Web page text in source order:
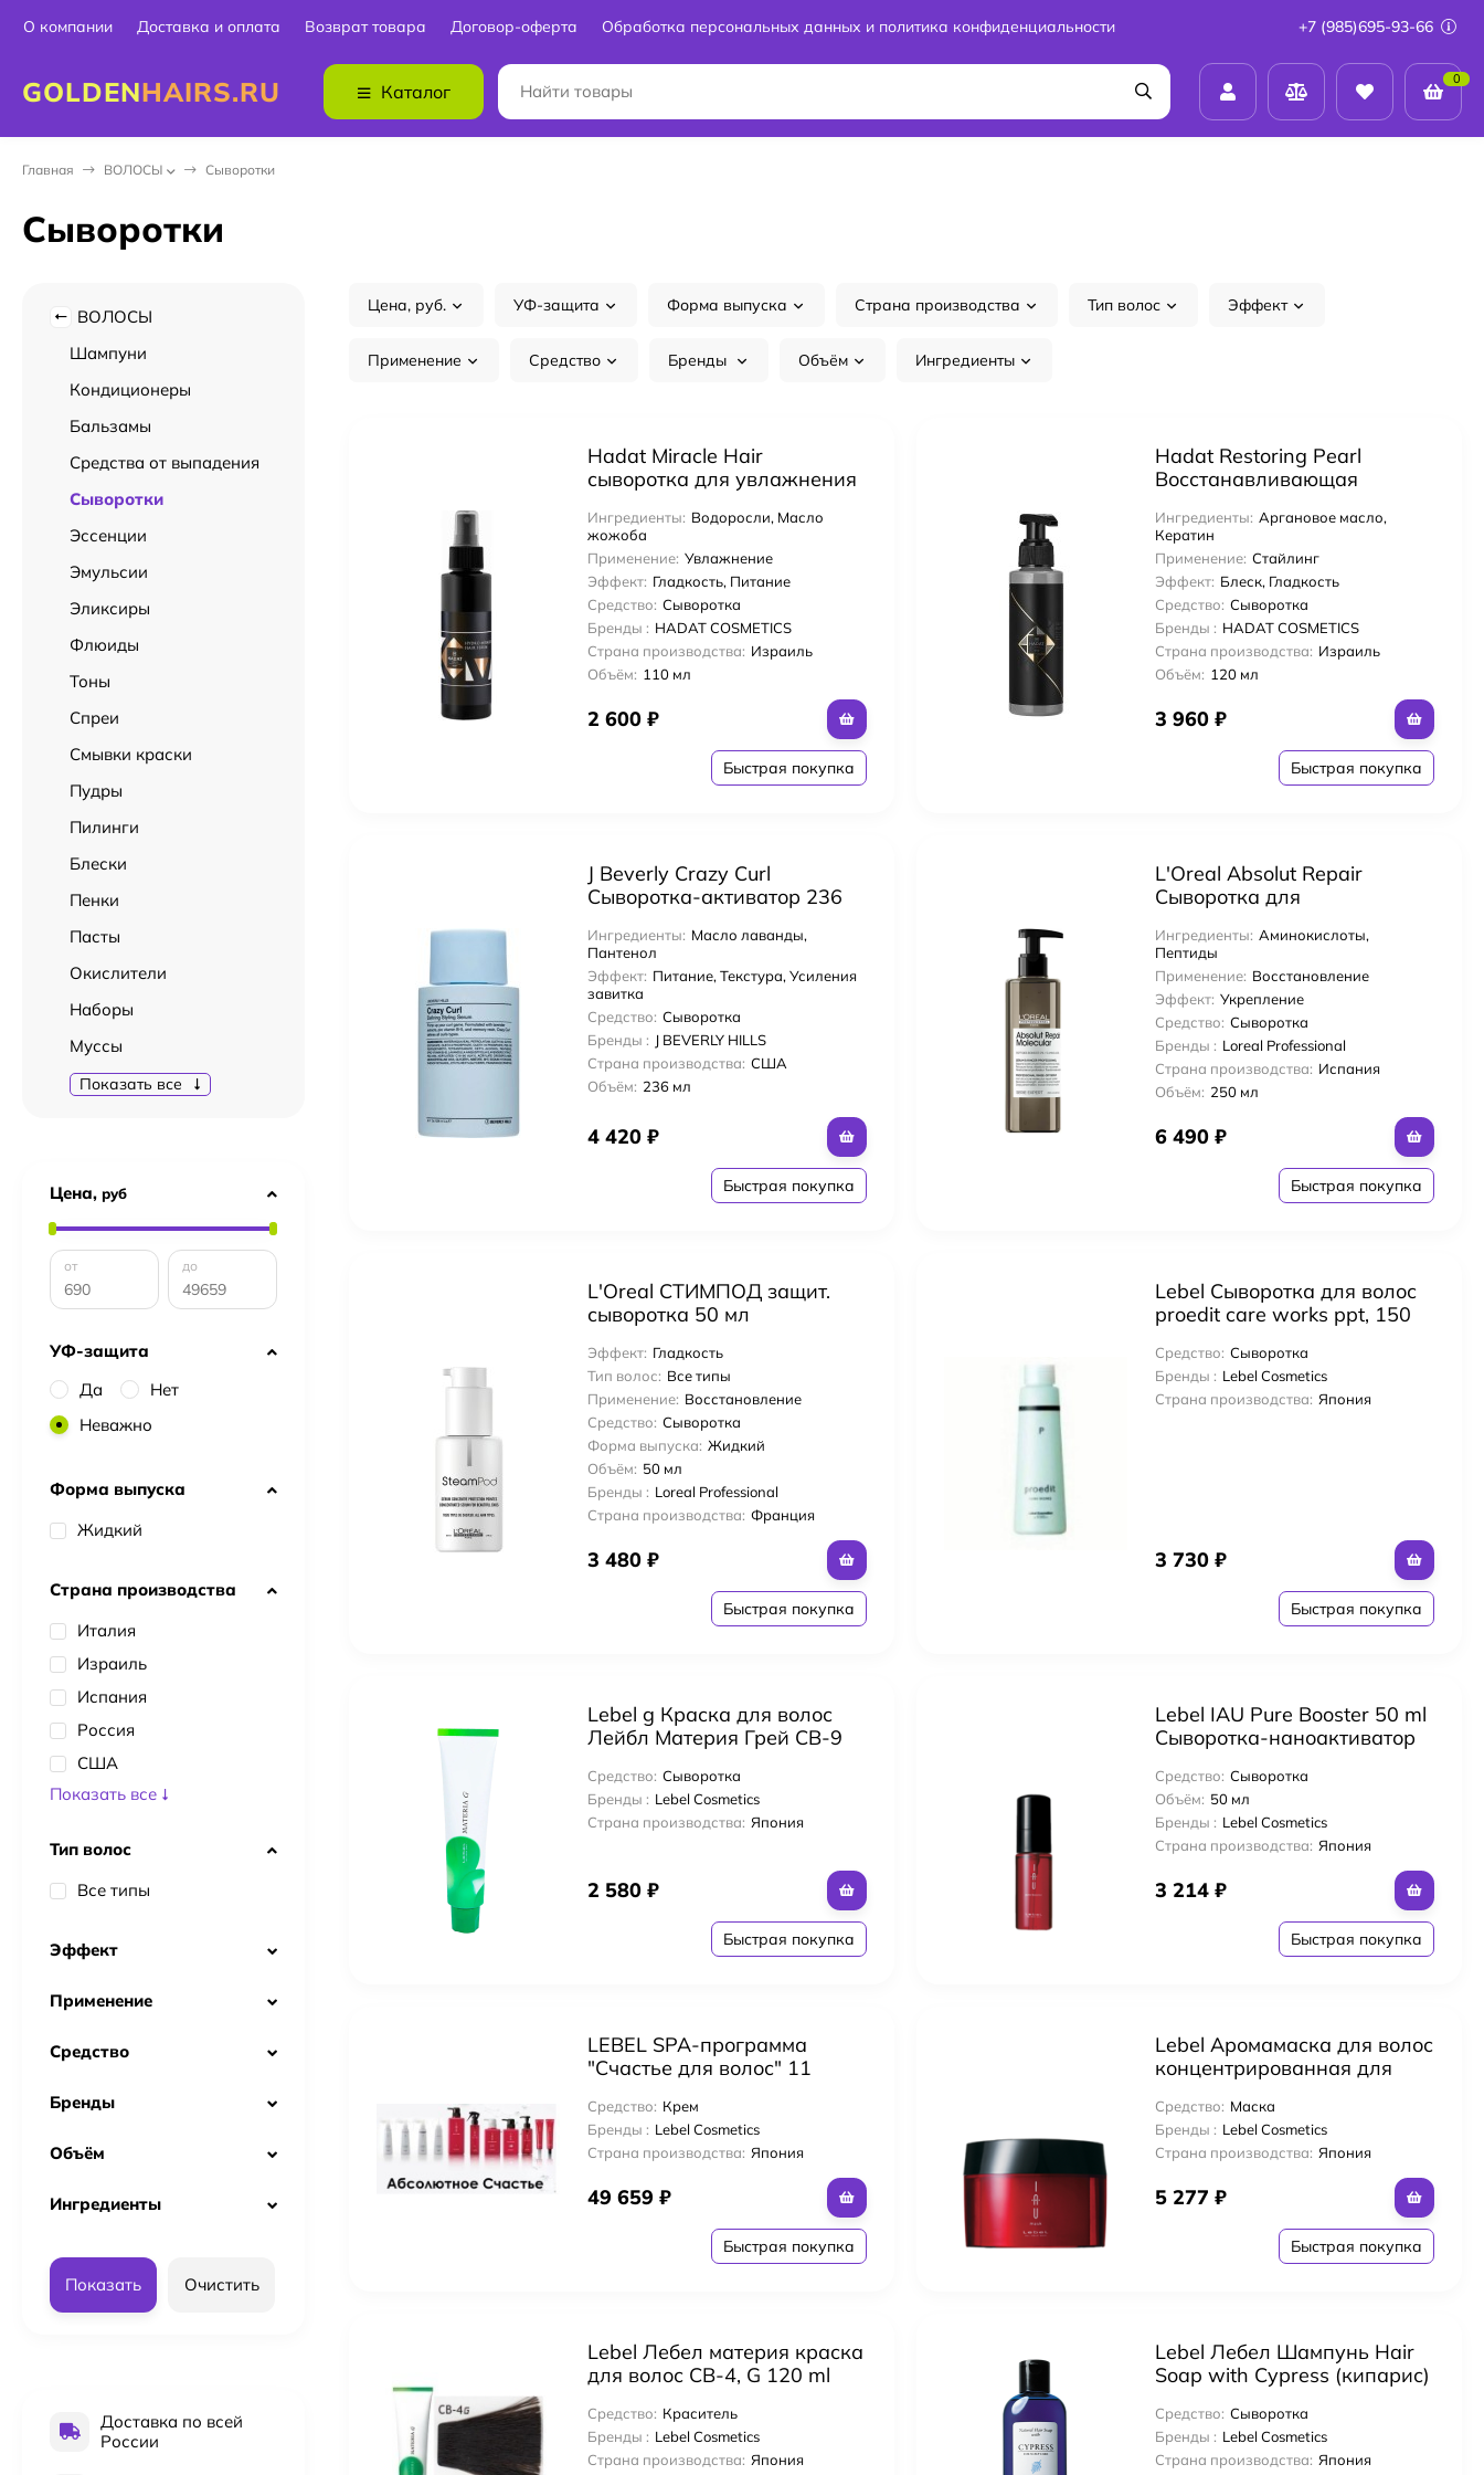
О компании Доставка и оплата Возврат товара Договор-оферта Обработка персональных данных и политика конфиденциальности +7 (985)695-93-66
GOLDENHAIRS.RU Каталог
0
Главная ВОЛОСЫ Сыворотки
Сыворотки
Цена, руб. УФ-защита Форма выпуска Страна производства Тип волос Эффект
Применение Средство Бренды Объём Ингредиенты
Hadat Miracle Hair
сыворотка для увлажнения
Ингредиенты: Водоросли, Масло
жожоба
Применение: Увлажнение
Эффект: Гладкость, Питание
Средство: Сыворотка
Бренды : HADAT COSMETICS
Страна производства: Израиль
Объём: 110 мл
2 600 ₽
Быстрая покупка
Hadat Restoring Pearl
Восстанавливающая
перламутром 120 мл Hair
Serum
Ингредиенты: Аргановое масло,
Кератин
Применение: Стайлинг
Эффект: Блеск, Гладкость
Средство: Сыворотка
Бренды : HADAT COSMETICS
Страна производства: Израиль
Объём: 120 мл
3 960 ₽
Быстрая покупка
J Beverly Crazy Curl
Сыворотка-активатор 236
Ингредиенты: Масло лаванды,
Пантенол
Эффект: Питание, Текстура, Усиления
завитка
Средство: Сыворотка
Бренды : J BEVERLY HILLS
Страна производства: США
Объём: 236 мл
4 420 ₽
Быстрая покупка
L'Oreal Absolut Repair
Сыворотка для
восстановления волос 250
мл Molecular
Ингредиенты: Аминокислоты,
Пептиды
Применение: Восстановление
Эффект: Укрепление
Средство: Сыворотка
Бренды : Loreal Professional
Страна производства: Испания
Объём: 250 мл
6 490 ₽
Быстрая покупка
L'Oreal СТИМПОД защит.
сыворотка 50 мл
Эффект: Гладкость
Тип волос: Все типы
Применение: Восстановление
Средство: Сыворотка
Форма выпуска: Жидкий
Объём: 50 мл
Бренды : Loreal Professional
Страна производства: Франция
3 480 ₽
Быстрая покупка
Lebel Cыворотка для волос
proedit care works ppt, 150
Средство: Сыворотка
Бренды : Lebel Cosmetics
Страна производства: Япония
3 730 ₽
Быстрая покупка
Lebel g Краска для волос
Лейбл Материя Грей CB-9
Средство: Сыворотка
Бренды : Lebel Cosmetics
Страна производства: Япония
2 580 ₽
Быстрая покупка
Lebel IAU Pure Booster 50 ml
Сыворотка-наноактиватор
Средство: Сыворотка
Объём: 50 мл
Бренды : Lebel Cosmetics
Страна производства: Япония
3 214 ₽
Быстрая покупка
LEBEL SPA-программа
"Счастье для волос" 11
Средство: Крем
Бренды : Lebel Cosmetics
Страна производства: Япония
49 659 ₽
Быстрая покупка
Lebel Аромамаска для волос
концентрированная для
восстановления IAU mask,
170 г
Средство: Маска
Бренды : Lebel Cosmetics
Страна производства: Япония
5 277 ₽
Быстрая покупка
Lebel Лебел материя краска
для волос CB-4, G 120 ml
Средство: Краситель
Бренды : Lebel Cosmetics
Страна производства: Япония
Lebel Лебел Шампунь Hair
Soap with Cypress (кипарис)
Средство: Сыворотка
Бренды : Lebel Cosmetics
Страна производства: Япония
ВОЛОСЫ
Шампуни
Кондиционеры
Бальзамы
Средства от выпадения
Сыворотки
Эссенции
Эмульсии
Эликсиры
Флюиды
Тоны
Спреи
Смывки краски
Пудры
Пилинги
Блески
Пенки
Пасты
Окислители
Наборы
Муссы
Показать все
Цена, руб
от до
УФ-защита
Да
Нет
Неважно
Форма выпуска
Жидкий
Страна производства
Италия
Израиль
Испания
Россия
США
Показать все
Тип волос
Все типы
Эффект
Применение
Средство
Бренды
Объём
Ингредиенты
Показать Очистить
Доставка по всей
России